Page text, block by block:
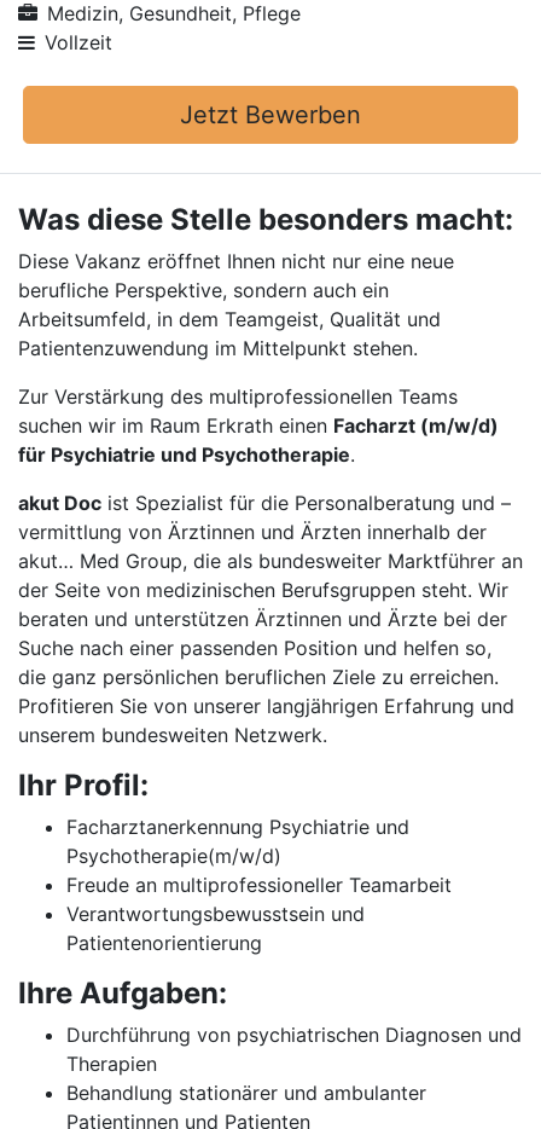
Medizin, Gesundheit, Pflege
Vollzeit
Jetzt Bewerben
Was diese Stelle besonders macht:
Diese Vakanz eröffnet Ihnen nicht nur eine neue
berufliche Perspektive, sondern auch ein
Arbeitsumfeld, in dem Teamgeist, Qualität und
Patientenzuwendung im Mittelpunkt stehen.
Zur Verstärkung des multiprofessionellen Teams
suchen wir im Raum Erkrath einen Facharzt (m/w/d)
für Psychiatrie und Psychotherapie.
akut Doc ist Spezialist für die Personalberatung und –
vermittlung von Ärztinnen und Ärzten innerhalb der
akut… Med Group, die als bundesweiter Marktführer an
der Seite von medizinischen Berufsgruppen steht. Wir
beraten und unterstützen Ärztinnen und Ärzte bei der
Suche nach einer passenden Position und helfen so,
die ganz persönlichen beruflichen Ziele zu erreichen.
Profitieren Sie von unserer langjährigen Erfahrung und
unserem bundesweiten Netzwerk.
Ihr Profil:
Facharztanerkennung Psychiatrie und
Psychotherapie(m/w/d)
Freude an multiprofessioneller Teamarbeit
Verantwortungsbewusstsein und
Patientenorientierung
Ihre Aufgaben:
Durchführung von psychiatrischen Diagnosen und
Therapien
Behandlung stationärer und ambulanter
Patientinnen und Patienten